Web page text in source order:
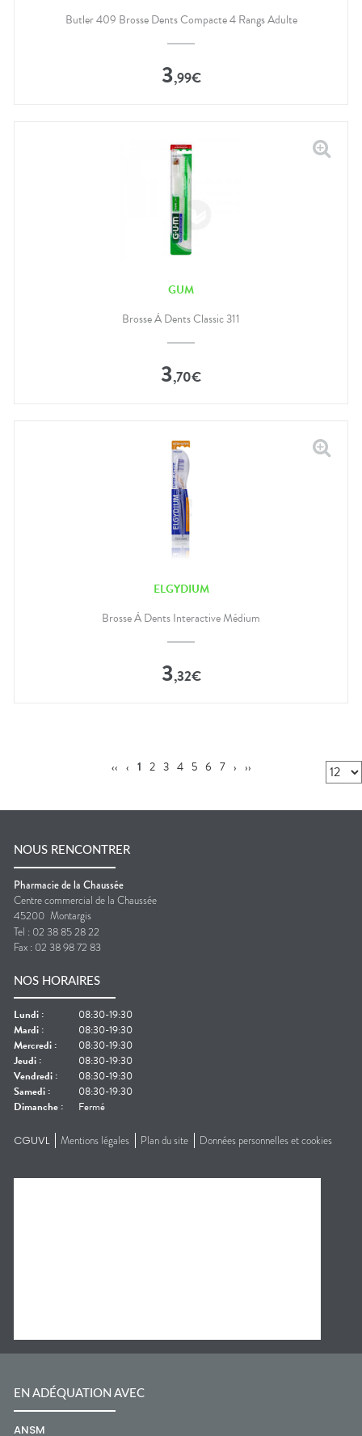
Butler 409 Brosse Dents Compacte 4 Rangs Adulte
3,99€
GUM
Brosse À Dents Classic 311
3,70€
ELGYDIUM
Brosse À Dents Interactive Médium
3,32€
‹‹ ‹ 1 2 3 4 5 6 7 › ››
NOUS RENCONTRER
Pharmacie de la Chaussée
Centre commercial de la Chaussée
45200 Montargis
Tel : 02 38 85 28 22
Fax : 02 38 98 72 83
NOS HORAIRES
Lundi :
08:30-19:30
Mardi :
08:30-19:30
Mercredi :
08:30-19:30
Jeudi :
08:30-19:30
Vendredi :
08:30-19:30
Samedi :
08:30-19:30
Dimanche : Fermé
CGUVL Mentions légales Plan du site Données personnelles et cookies
EN ADÉQUATION AVEC
ANSM